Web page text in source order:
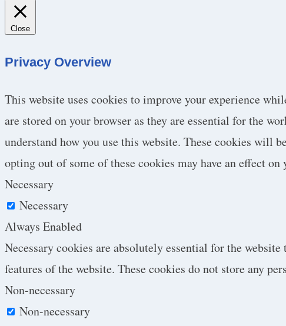
Close
Privacy Overview
This website uses cookies to improve your experience
are stored on your browser as they are essential for the
understand how you use this website. These cookies will
opting out of some of these cookies may have an effect on
Necessary
Necessary
Always Enabled
Necessary cookies are absolutely essential for the
features of the website. These cookies do not store any
Non-necessary
Non-necessary